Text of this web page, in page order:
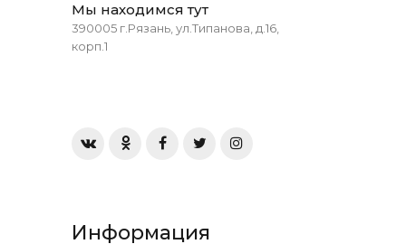
Мы находимся тут
390005 г.Рязань, ул.Типанова, д.16,
корп.1
Информация